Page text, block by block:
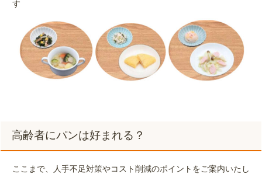
す
高齢者にパンは好まれる？
ここまで、人手不足対策やコスト削減のポイントをご案内いたし